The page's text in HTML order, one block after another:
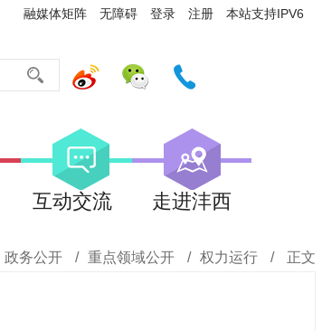
融媒体矩阵 无障碍 登录 注册 本站支持IPV6
互动交流 走进沣西
政务公开 / 重点领域公开 / 权力运行 / 正文